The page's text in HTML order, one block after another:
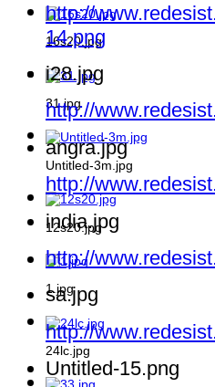
16s20.jpg
31.jpg
Untitled-3m.jpg
12s20.jpg
1.jpg
24lc.jpg
http://
14.png
i28.jpg
http://
angra.jpg
http://
india.jpg
http://
sa.jpg
http://
Untitled-15.png